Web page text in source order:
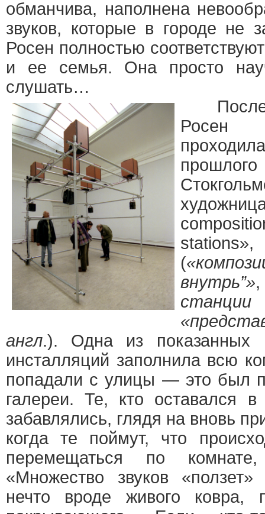
обманчива, наполнена
звуков, которые в городе не
Росен полностью
и ее семья. Она просто
слушать…
Росен
прошлого
(
внутрь”»
англ.). Одна из показанных
инсталляций заполнила всю
попадали с улицы — это был
галереи. Те, кто оставался
забавлялись, глядя на вновь
когда те поймут, что
перемещаться по
«Множество звуков
нечто вроде живого ковра,